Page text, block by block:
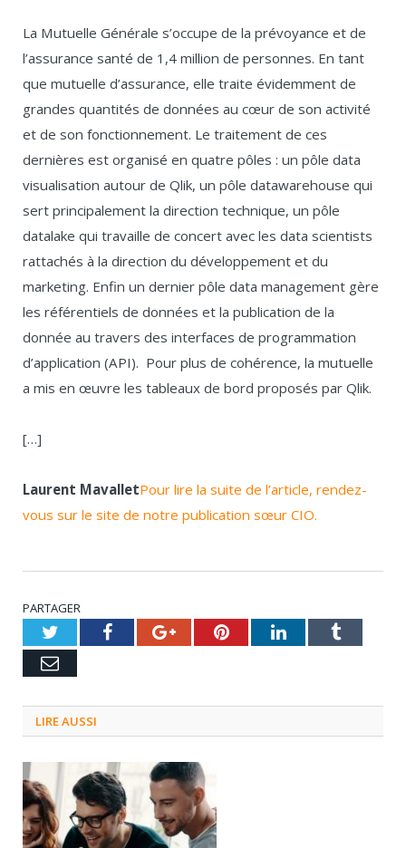
La Mutuelle Générale s’occupe de la prévoyance et de
l’assurance santé de 1,4 million de personnes. En tant
que mutuelle d’assurance, elle traite évidemment de
grandes quantités de données au cœur de son activité
et de son fonctionnement. Le traitement de ces
dernières est organisé en quatre pôles : un pôle data
visualisation autour de Qlik, un pôle datawarehouse qui
sert principalement la direction technique, un pôle
datalake qui travaille de concert avec les data scientists
rattachés à la direction du développement et du
marketing. Enfin un dernier pôle data management gère
les référentiels de données et la publication de la
donnée au travers des interfaces de programmation
d’application (API). Pour plus de cohérence, la mutuelle
a mis en œuvre les tableaux de bord proposés par Qlik.
[…]
Laurent MavalletPour lire la suite de l’article, rendez-
vous sur le site de notre publication sœur CIO.
PARTAGER
TwitterFacebookGoogle+PinterestLinkedInTumblr
Email
LIRE AUSSI